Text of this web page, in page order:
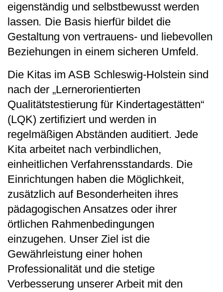
eigenständig und selbstbewusst werden
lassen. Die Basis hierfür bildet die
Gestaltung von vertrauens- und liebevollen
Beziehungen in einem sicheren Umfeld.
Die Kitas im ASB Schleswig-Holstein sind
nach der „Lernerorientierten
Qualitätstestierung für Kindertagestätten“
(LQK) zertifiziert und werden in
regelmäßigen Abständen auditiert. Jede
Kita arbeitet nach verbindlichen,
einheitlichen Verfahrensstandards. Die
Einrichtungen haben die Möglichkeit,
zusätzlich auf Besonderheiten ihres
pädagogischen Ansatzes oder ihrer
örtlichen Rahmenbedingungen
einzugehen. Unser Ziel ist die
Gewährleistung einer hohen
Professionalität und die stetige
Verbesserung unserer Arbeit mit den